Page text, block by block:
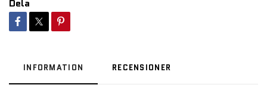
Dela
INFORMATION RECENSIONER